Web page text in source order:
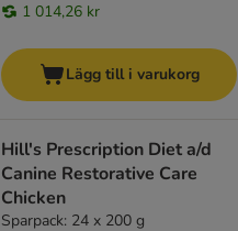
1 014,26 kr
Lägg till i varukorg
Hill's Prescription Diet a/d
Canine Restorative Care
Chicken
Sparpack: 24 x 200 g